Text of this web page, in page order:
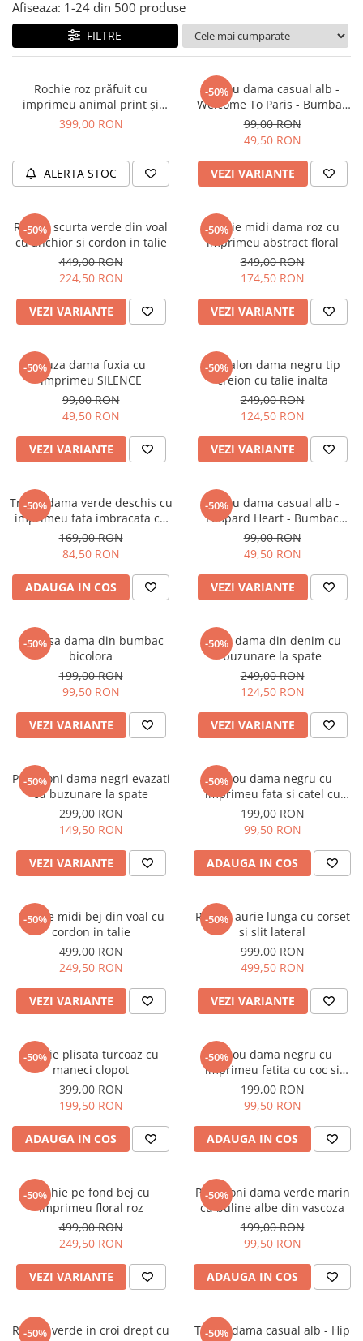
Tricouri si topuri
Rochii de eveniment
Afiseaza: 1-24 din 500 produse
FILTRE
Rochie roz prăfuit cu
imprimeu animal print și
curea
399,00 RON
ALERTA STOC
-50%
Tricou dama casual alb -
Welcome To Paris - Bumbac
Organic
99,00 RON
49,50 RON
VEZI VARIANTE
-50%
Rochie scurta verde din voal
cu anchior si cordon in talie
449,00 RON
224,50 RON
VEZI VARIANTE
-50%
Rochie midi dama roz cu
imprimeu abstract floral
349,00 RON
174,50 RON
VEZI VARIANTE
-50%Bluza dama fuxia cu
imprimeu SILENCE
99,00 RON
49,50 RON
VEZI VARIANTE
-50%
Pantalon dama negru tip
creion cu talie inalta
249,00 RON
124,50 RON
VEZI VARIANTE
-50%
Tricou dama verde deschis cu
imprimeu fata imbracata cu
alb si inghetata in mana
169,00 RON
84,50 RON
ADAUGA IN COS
-50%
Tricou dama casual alb -
Leopard Heart - Bumbac
Organic
99,00 RON
49,50 RON
VEZI VARIANTE
-50%
Camasa dama din bumbac
bicolora
199,00 RON
99,50 RON
VEZI VARIANTE
-50%
Blugi dama din denim cu
buzunare la spate
249,00 RON
124,50 RON
VEZI VARIANTE
-50%
Pantaloni dama negri evazati
cu buzunare la spate
299,00 RON
149,50 RON
VEZI VARIANTE
-50%
Tricou dama negru cu
imprimeu fata si catel cu
ochelari
199,00 RON
99,50 RON
ADAUGA IN COS
-50%
Rochie midi bej din voal cu
cordon in talie
499,00 RON
249,50 RON
VEZI VARIANTE
-50%
Rochie aurie lunga cu corset
si slit lateral
999,00 RON
499,50 RON
VEZI VARIANTE
-50%
Rochie plisata turcoaz cu
maneci clopot
399,00 RON
199,50 RON
ADAUGA IN COS
-50%
Tricou dama negru cu
imprimeu fetita cu coc si
ochelari albastrii
199,00 RON
99,50 RON
ADAUGA IN COS
-50%
Rochie pe fond bej cu
imprimeu floral roz
499,00 RON
249,50 RON
VEZI VARIANTE
-50%
Pantaloni dama verde marin
cu buline albe din vascoza
199,00 RON
99,50 RON
ADAUGA IN COS
-50%
Rochie verde in croi drept cu
-50%
Tricou dama casual alb - Hip